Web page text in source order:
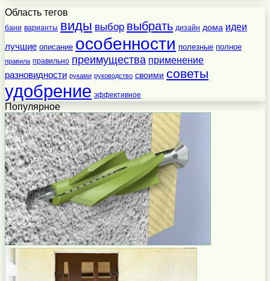
Область тегов
бани варианты виды выбор выбрать дизайн дома идеи
лучшие описание особенности полезные полное
правила правильно преимущества применение
разновидности руками руководство своими советы
удобрение эффективное
Популярное